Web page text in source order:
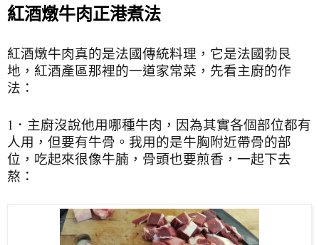
紅酒燉牛肉正港煮法
紅酒燉牛肉真的是法國傳統料理，它是法國勃艮
地，紅酒產區那裡的一道家常菜，先看主廚的作
法：
1．主廚沒說他用哪種牛肉，因為其實各個部位都有
人用，但要有牛骨。我用的是牛胸附近帶骨的部
位，吃起來很像牛腩，骨頭也要煎香，一起下去
熬：